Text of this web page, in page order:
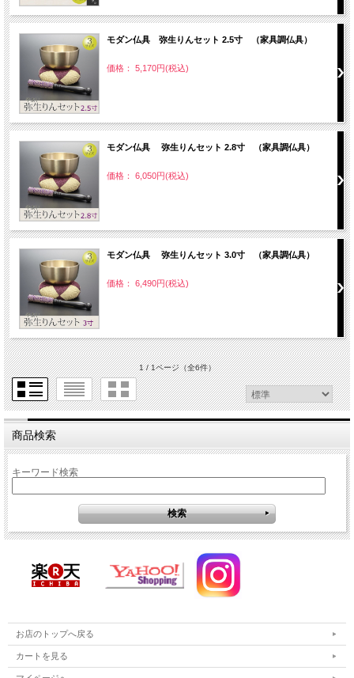
モダン仏具 弥生りんセット 2.5寸 （家具調仏具）
価格： 5,170円(税込)
モダン仏具 弥生りんセット 2.8寸 （家具調仏具）
価格： 6,050円(税込)
モダン仏具 弥生りんセット 3.0寸 （家具調仏具）
価格： 6,490円(税込)
1 / 1ページ（全6件）
商品検索
キーワード検索
お店のトップへ戻る
カートを見る